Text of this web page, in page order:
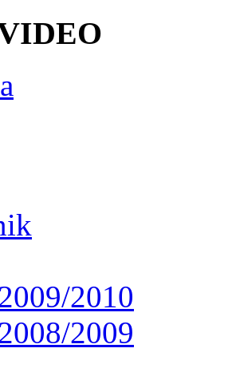
2010
2009